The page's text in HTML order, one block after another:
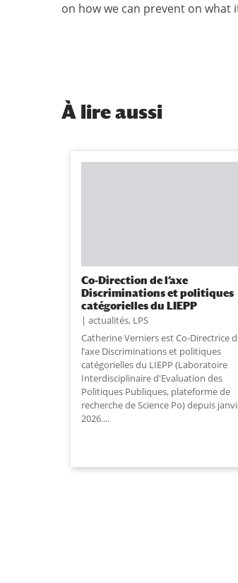
on how we can prevent on what
À lire aussi
Co-Direction de l’axe
Discriminations et politiques
catégorielles du LIEPP
actualités, LPS
Catherine Verniers est Co-Directrice
l’axe Discriminations et politiques
catégorielles du LIEPP (Laboratoire
Interdisciplinaire d'Evaluation des
Politiques Publiques, plateforme de
recherche de Science Po) depuis
2026....